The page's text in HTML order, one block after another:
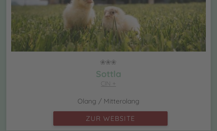
Sottla
CIN +
Olang / Mitterolang
ZUR WEBSITE